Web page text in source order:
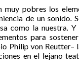
muy pobres los
de un sonido.
como la nuestra.
para
Philip von Reutter–
en el lejano